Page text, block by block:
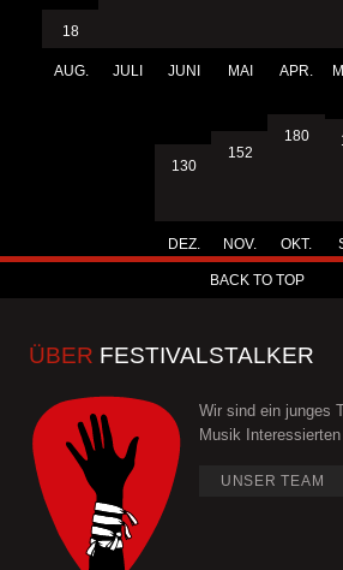
18
AUG. JULI JUNI MAI APR.
130
DEZ.
152
NOV.
180
OKT.
BACK TO TOP
ÜBER FESTIVALSTALKER
Wir sind ein junges
Musik
UNSER TEAM